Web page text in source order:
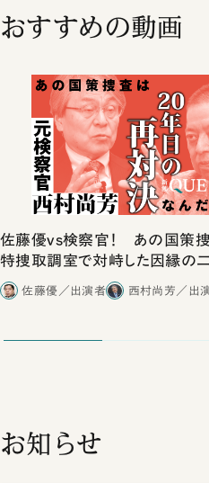
おすすめの動画
佐藤優vs検察官！ あの国策捜
特捜取調室で対峙した因縁の
合ったこと
佐藤優／出演者 西村尚芳／出
お知らせ